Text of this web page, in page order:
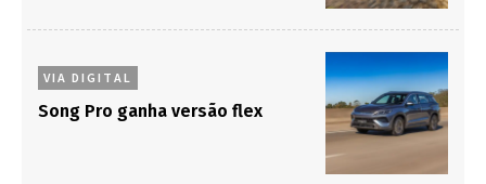
VIA DIGITAL
Song Pro ganha versão flex